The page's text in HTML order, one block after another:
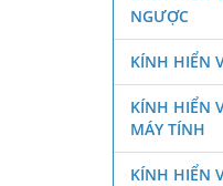
NGƯỢC
KÍNH HIỂN
KÍNH HIỂN
MÁY TÍNH
KÍNH HIỂN